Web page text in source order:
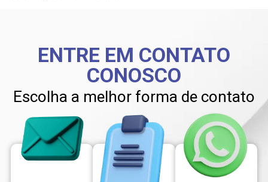
ENTRE EM CONTATO
CONOSCO
Escolha a melhor forma de contato